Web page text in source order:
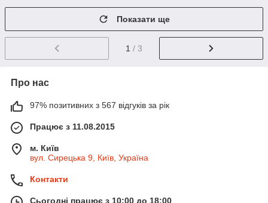
Показати ще
1 / 3
Про нас
97% позитивних з 567 відгуків за рік
Працює з 11.08.2015
м. Київ
вул. Сирецька 9, Київ, Україна
Контакти
Сьогодні працює з 10:00 до 18:00